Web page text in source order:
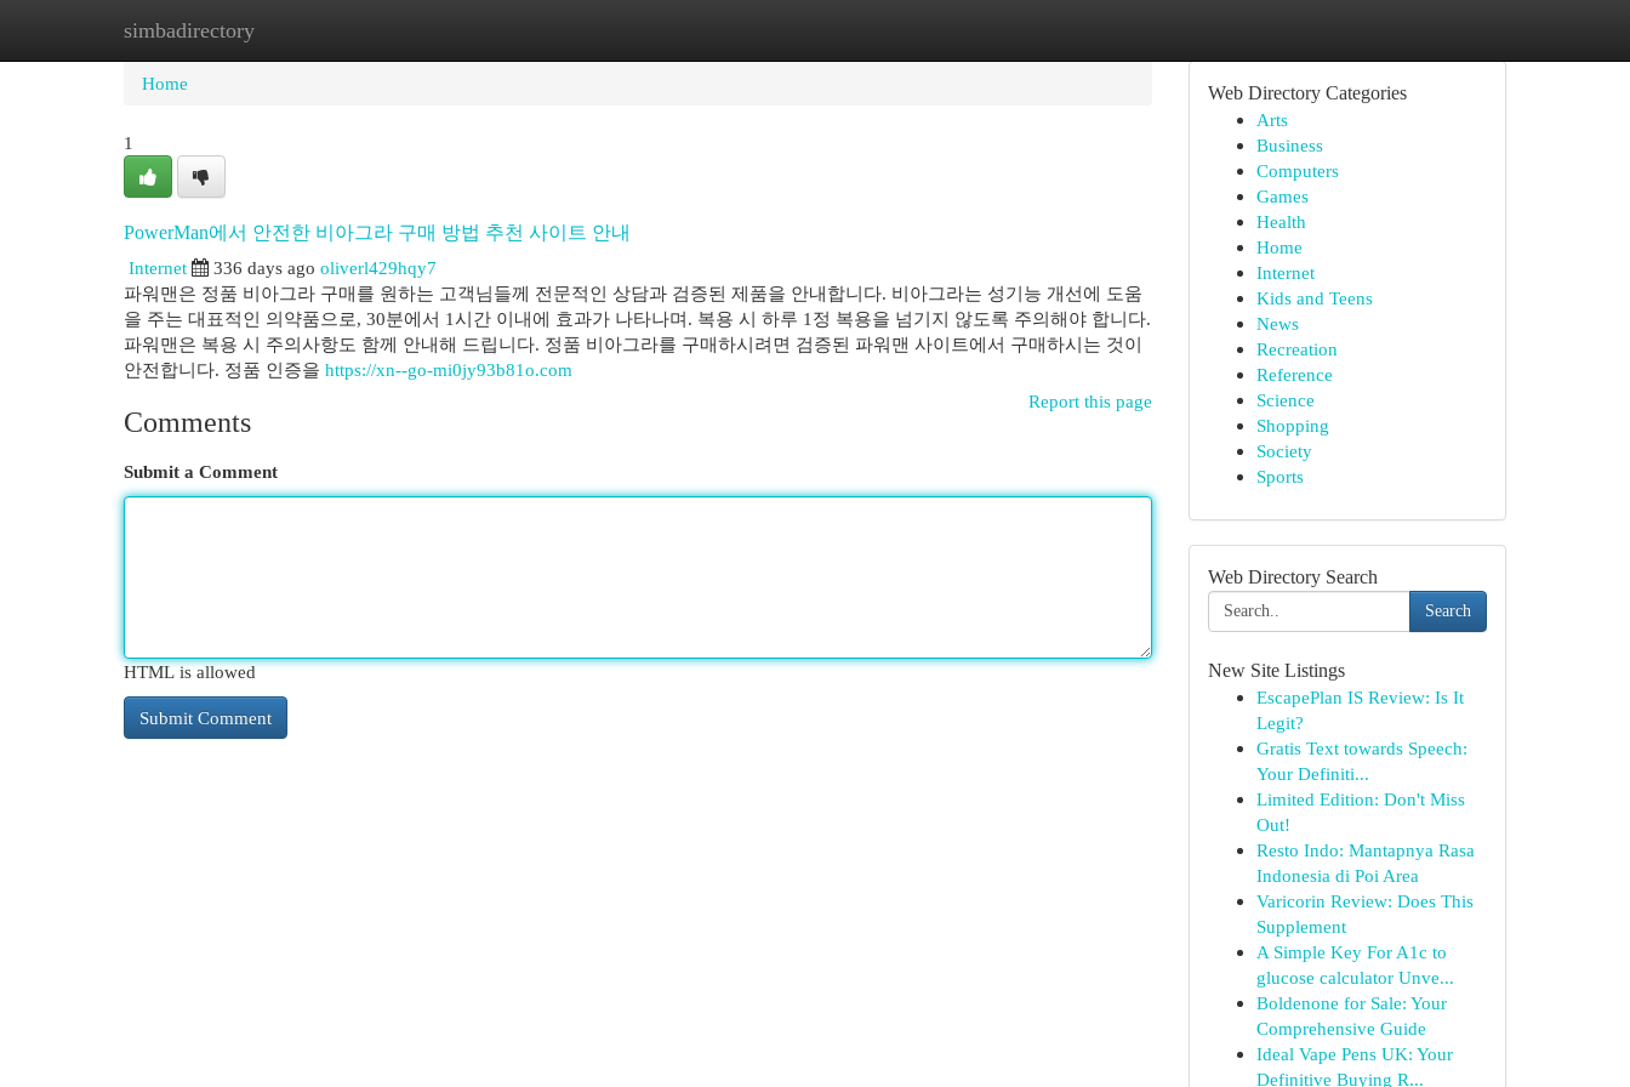
simbadirectory
Home New Site Listings
Home
1
PowerMan에서 안전한 비아그라 구매 방법 추천 사이트 안내
Internet
336 days ago oliverl429hqy7
파워맨은 정품 비아그라 구매를 원하는 고객님들께 전문적인 상담과 검증된 제품을 안내합니다. 비아그라는 성기능 개선에 도움
을 주는 대표적인 의약품으로, 30분에서 1시간 이내에 효과가 나타나며. 복용 시 하루 1정 복용을 넘기지 않도록 주의해야 합니다.
파워맨은 복용 시 주의사항도 함께 안내해 드립니다. 정품 비아그라를 구매하시려면 검증된 파워맨 사이트에서 구매하시는 것이
안전합니다. 정품 인증을 https://xn--go-mi0jy93b81o.com
Report this page
Comments
Submit a Comment
HTML is allowed
Web Directory Categories
Arts
Business
Computers
Games
Health
Home
Internet
Kids and Teens
News
Recreation
Reference
Science
Shopping
Society
Sports
Web Directory Search
Search
New Site Listings
EscapePlan IS Review: Is It
Legit?
Gratis Text towards Speech:
Your Definiti...
Limited Edition: Don't Miss
Out!
Resto Indo: Mantapnya Rasa
Indonesia di Poi Area
Varicorin Review: Does This
Supplement
A Simple Key For A1c to
glucose calculator Unve...
Boldenone for Sale: Your
Comprehensive Guide
Ideal Vape Pens UK: Your
Definitive Buying R...